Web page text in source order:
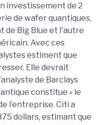
investissement de 2
de wafer quantiques,
de Big Blue et l'autre
Avec ces
estiment que
Elle devrait
de Barclays
constitue « le
l’entreprise. Citi a
dollars, estimant que